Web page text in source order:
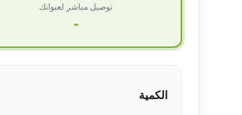
توصيل مباشر لعنوانك
-
الكمية